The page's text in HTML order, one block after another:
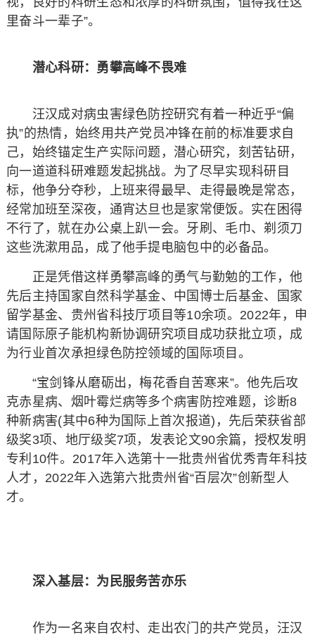
里奋斗一辈子”。
潜心科研：勇攀高峰不畏难
汪汉成对病虫害绿色防控研究有着一种近乎“偏
执”的热情，始终用共产党员冲锋在前的标准要求自
己，始终锚定生产实际问题，潜心研究，刻苦钻研，
向一道道科研难题发起挑战。为了尽早实现科研目
标，他争分夺秒，上班来得最早、走得最晚是常态，
经常加班至深夜，通宵达旦也是家常便饭。实在困得
不行了，就在办公桌上趴一会。牙刷、毛巾、剃须刀
这些洗漱用品，成了他手提电脑包中的必备品。
正是凭借这样勇攀高峰的勇气与勤勉的工作，他
先后主持国家自然科学基金、中国博士后基金、国家
留学基金、贵州省科技厅项目等10余项。2022年，申
请国际原子能机构新协调研究项目成功获批立项，成
为行业首次承担绿色防控领域的国际项目。
“宝剑锋从磨砺出，梅花香自苦寒来”。他先后攻
克赤星病、烟叶霉烂病等多个病害防控难题，诊断8
种新病害(其中6种为国际上首次报道)，先后荣获省部
级奖3项、地厅级奖7项，发表论文90余篇，授权发明
专利10件。2017年入选第十一批贵州省优秀青年科技
人才，2022年入选第六批贵州省“百层次”创新型人
才。
深入基层：为民服务苦亦乐
作为一名来自农村、走出农门的共产党员，汪汉